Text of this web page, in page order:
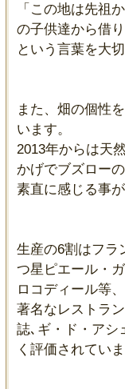
「この地は先祖
の子供達から借
という言葉を大
また、畑の個性
います。
2013年からは天
かげでブズロー
素直に感じる事
生産の6割はフラ
つ星ピエール・
ロコディール等、
著名なレストラ
誌､ギ・ド・アシ
く評価されてい